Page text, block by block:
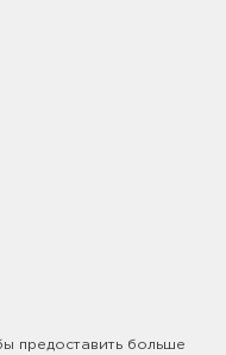
предоставить больше